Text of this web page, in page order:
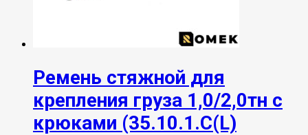
Ремень стяжной для
крепления груза 1,0/2,0тн с
крюками (35.10.1.С(L)